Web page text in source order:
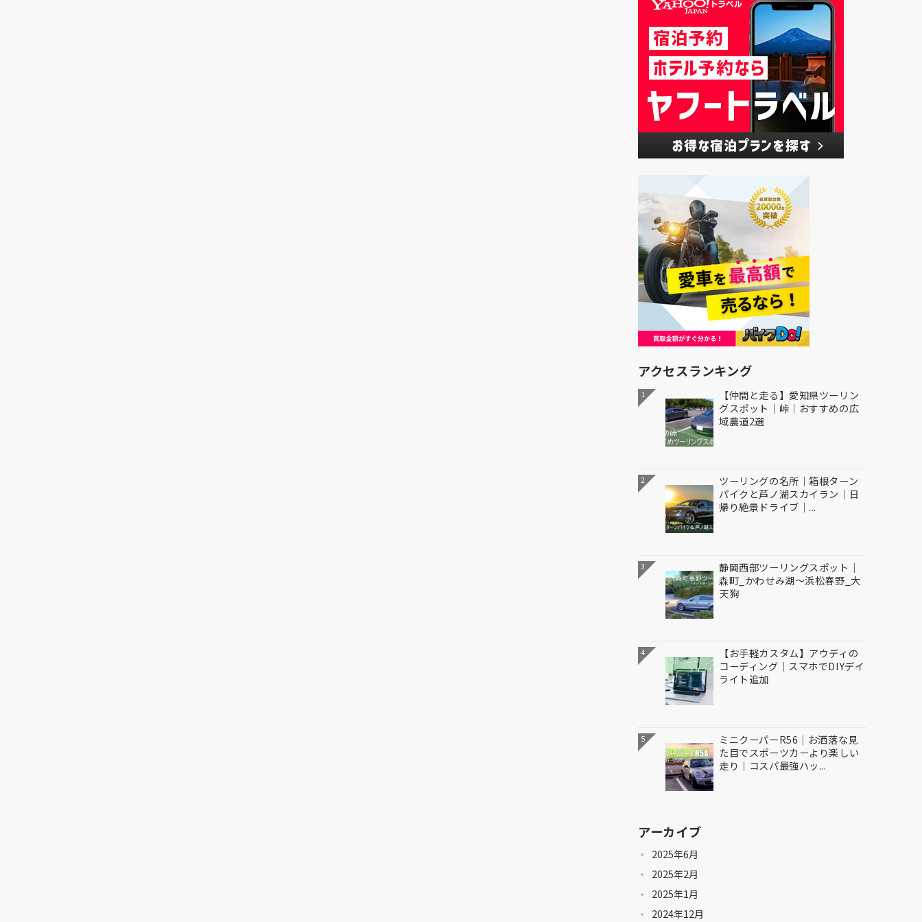
アクセスランキング
1
【仲間と走る】愛知県ツーリン
グスポット｜峠｜おすすめの広
域農道2選
2
ツーリングの名所｜箱根ターン
パイクと芦ノ湖スカイラン｜日
帰り絶景ドライブ｜...
3
静岡西部ツーリングスポット｜
森町_かわせみ湖～浜松春野_大
天狗
4
【お手軽カスタム】アウディの
コーディング｜スマホでDIYデイ
ライト追加
5
ミニクーパーR56｜お洒落な見
た目でスポーツカーより楽しい
走り｜コスパ最強ハッ...
アーカイブ
2025年6月
2025年2月
2025年1月
2024年12月